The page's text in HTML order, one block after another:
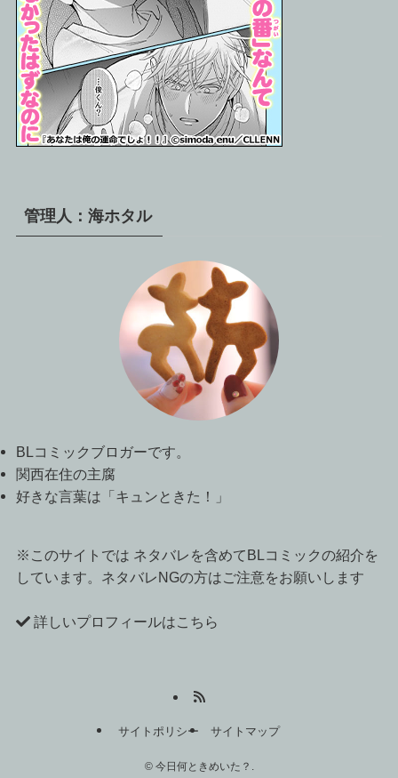
管理人：海ホタル
BLコミックブロガーです。
関西在住の主腐
好きな言葉は「キュンときた！」
※このサイトでは ネタバレを含めてBLコミックの紹介を
しています。ネタバレNGの方はご注意をお願いします
詳しいプロフィールはこちら
サイトポリシー サイトマップ
©今日何ときめいた？.